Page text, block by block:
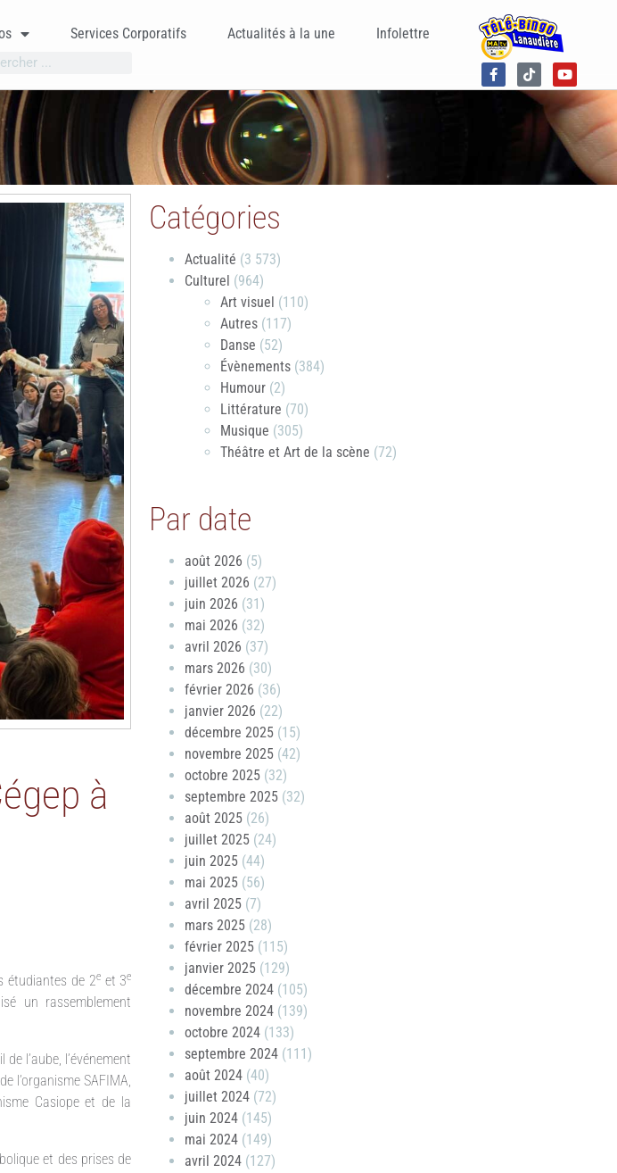
Services Corporatifs Actualités à la une Infolettre
à
étudiantes de 2eet 3e
un rassemblement
l’aube, l’événement
l’organisme SAFIMA,
Casiope et de la
et des prises de
Catégories
Actualité (3 573)
Culturel (964)
Art visuel (110)
Autres (117)
Danse (52)
Évènements (384)
Humour (2)
Littérature (70)
Musique (305)
Théâtre et Art de la scène (72)
Par date
août 2026 (5)
juillet 2026 (27)
juin 2026 (31)
mai 2026 (32)
avril 2026 (37)
mars 2026 (30)
février 2026 (36)
janvier 2026 (22)
décembre 2025 (15)
novembre 2025 (42)
octobre 2025 (32)
septembre 2025 (32)
août 2025 (26)
juillet 2025 (24)
juin 2025 (44)
mai 2025 (56)
avril 2025 (7)
mars 2025 (28)
février 2025 (115)
janvier 2025 (129)
décembre 2024 (105)
novembre 2024 (139)
octobre 2024 (133)
septembre 2024 (111)
août 2024 (40)
juillet 2024 (72)
juin 2024 (145)
mai 2024 (149)
avril 2024 (127)